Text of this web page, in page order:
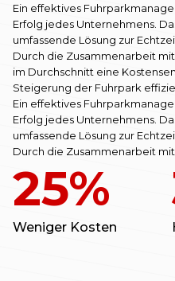
Ein effektives
Erfolg jedes Unternehmens.
umfassende Lösung zur
Durch die Zusammenarbeit
im Durchschnitt eine
Steigerung der Fuhrpark
Ein effektives
Erfolg jedes Unternehmens.
umfassende Lösung zur
Durch die Zusammenarbeit
Steigerung der Fuhrpark
25%
Weniger Kosten